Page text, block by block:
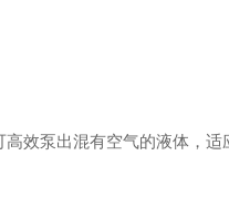
效泵出混有空气的液体，适